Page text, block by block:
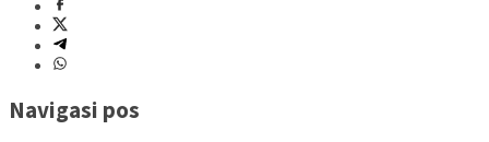
Navigasi pos